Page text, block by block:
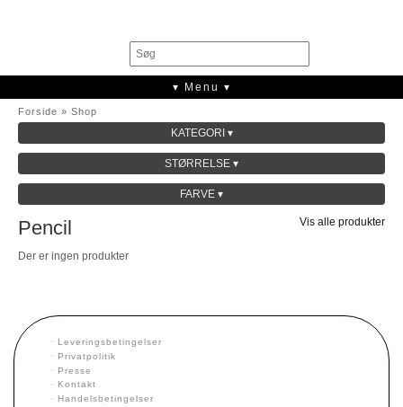
▾ Menu ▾
Forside » Shop
KATEGORI ▾
KOLLEKTION
STØRRELSE ▾
FARVE ▾
Vis alle produkter
Pencil
Der er ingen produkter
· Leveringsbetingelser
· Privatpolitik
· Presse
·
Kontakt
· Handelsbetingelser